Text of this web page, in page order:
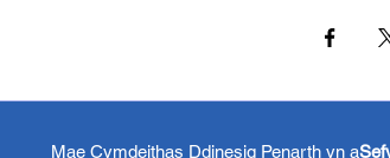
Mae Cymdeithas Ddinesig Penarth yn a